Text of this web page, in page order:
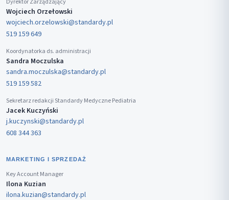
Dyrektor Zarządzający
Wojciech Orzełowski
wojciech.orzelowski@standardy.pl
519 159 649
Koordynatorka ds. administracji
Sandra Moczulska
sandra.moczulska@standardy.pl
519 159 582
Sekretarz redakcji Standardy Medyczne Pediatria
Jacek Kuczyński
j.kuczynski@standardy.pl
608 344 363
MARKETING I SPRZEDAŻ
Key Account Manager
Ilona Kuzian
ilona.kuzian@standardy.pl